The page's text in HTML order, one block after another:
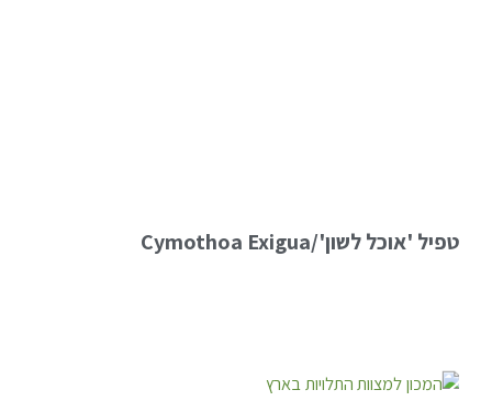
טפיל 'אוכל לשון'/Cymothoa Exigua